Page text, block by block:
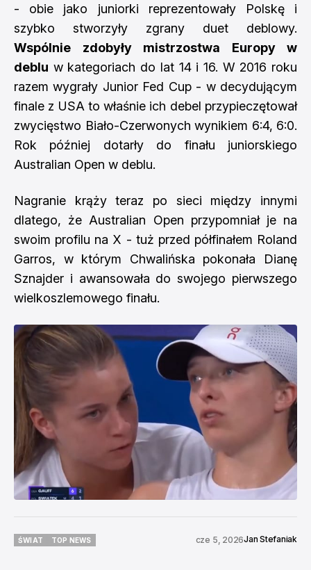
- obie jako juniorki reprezentowały Polskę i
szybko stworzyły zgrany duet deblowy.
Wspólnie zdobyły mistrzostwa Europy w
deblu w kategoriach do lat 14 i 16. W 2016 roku
razem wygrały Junior Fed Cup - w decydującym
finale z USA to właśnie ich debel przypieczętował
zwycięstwo Biało-Czerwonych wynikiem 6:4, 6:0.
Rok później dotarły do finału juniorskiego
Australian Open w deblu.
Nagranie krąży teraz po sieci między innymi
dlatego, że Australian Open przypomniał je na
swoim profilu na X - tuż przed półfinałem Roland
Garros, w którym Chwalińska pokonała Dianę
Sznajder i awansowała do swojego pierwszego
wielkoszlemowego finału.
ŚWIAT
TOP NEWS
cze 5, 2026Jan Stefaniak